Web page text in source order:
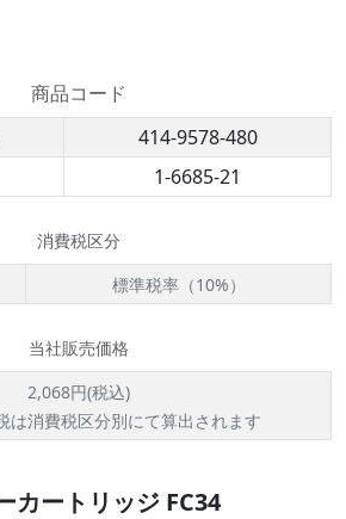
商品コード
414-9578-480
1-6685-21
消費税区分
標準税率（10%）
当社販売価格
2,068円(税込)
は消費税区分別にて算出されます
カートリッジ FC34